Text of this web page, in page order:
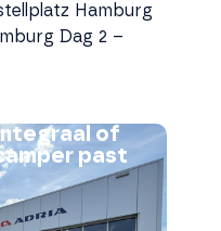
Hamburg
Dag 2 –
of
past